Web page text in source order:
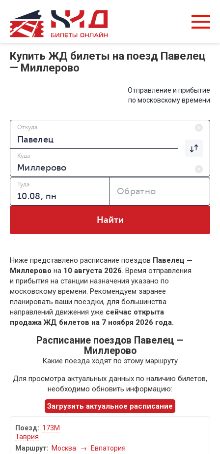
Купить ЖД билеты на поезд Павелец
— Миллерово
Отправление и прибытие
по московскому времени
Откуда
Куда
Туда
Обратно
Найти
Ниже представлено расписание поездов Павелец —
Миллерово на 10 августа 2026. Время отправления
и прибытия на станции назначения указано по
московскому времени. Рекомендуем заранее
планировать ваши поездки, для большинства
направлений движения уже сейчас открыта
продажа ЖД билетов на 7 ноября 2026 года.
Расписание поездов Павелец —
Миллерово
Какие поезда ходят по этому маршруту
Для просмотра актуальных данных по наличию билетов,
необходимо обновить информацию:
Загрузить актуальное расписание
173М
Таврия
Москва
→ Евпатория